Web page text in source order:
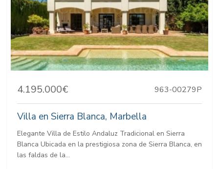
4.195.000€ 963-00279P
Villa en Sierra Blanca, Marbella
Elegante Villa de Estilo Andaluz Tradicional en Sierra
Blanca Ubicada en la prestigiosa zona de Sierra Blanca, en
las faldas de la...